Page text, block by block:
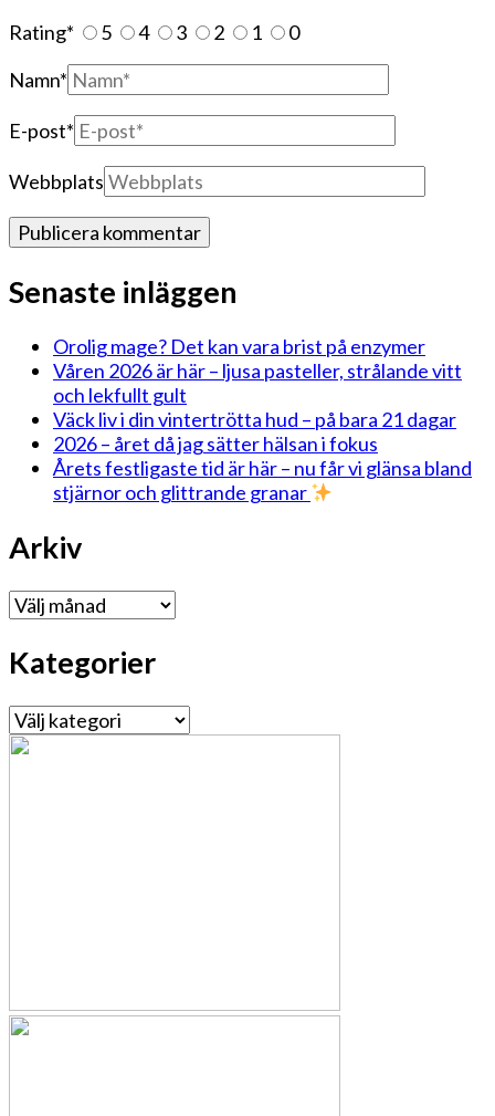
Rating* 5 4 3 2 1
0
Namn*
E-post*
Webbplats
Senaste inläggen
Orolig mage? Det kan vara brist på enzymer
Våren 2026 är här – ljusa pasteller, strålande vitt
och lekfullt gult
Väck liv i din vintertrötta hud – på bara 21 dagar
2026 – året då jag sätter hälsan i fokus
Årets festligaste tid är här – nu får vi glänsa bland
stjärnor och glittrande granar
Arkiv
Arkiv
Kategorier
Kategorier